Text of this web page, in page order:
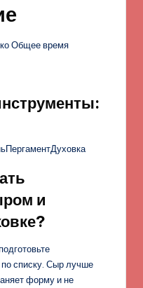
Общее время
и
списку. Сыр лучше
форму и не